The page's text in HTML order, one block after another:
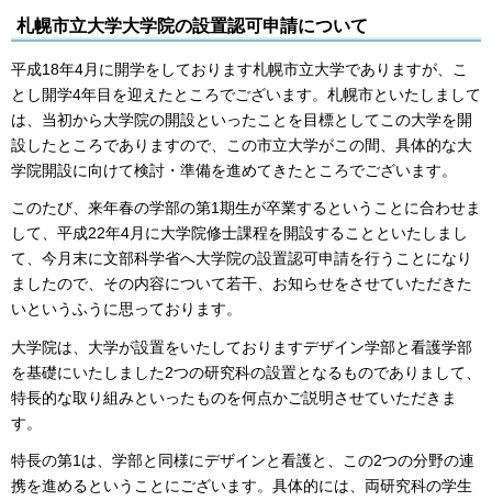
札幌市立大学大学院の設置認可申請について
平成18年4月に開学をしております札幌市立大学でありますが、こ
とし開学4年目を迎えたところでございます。札幌市といたしまして
は、当初から大学院の開設といったことを目標としてこの大学を開
設したところでありますので、この市立大学がこの間、具体的な大
学院開設に向けて検討・準備を進めてきたところでございます。
このたび、来年春の学部の第1期生が卒業するということに合わせま
して、平成22年4月に大学院修士課程を開設することといたしまし
て、今月末に文部科学省へ大学院の設置認可申請を行うことになり
ましたので、その内容について若干、お知らせをさせていただきた
いというふうに思っております。
大学院は、大学が設置をいたしておりますデザイン学部と看護学部
を基礎にいたしました2つの研究科の設置となるものでありまして、
特長的な取り組みといったものを何点かご説明させていただきま
す。
特長の第1は、学部と同様にデザインと看護と、この2つの分野の連
携を進めるということにございます。具体的には、両研究科の学生